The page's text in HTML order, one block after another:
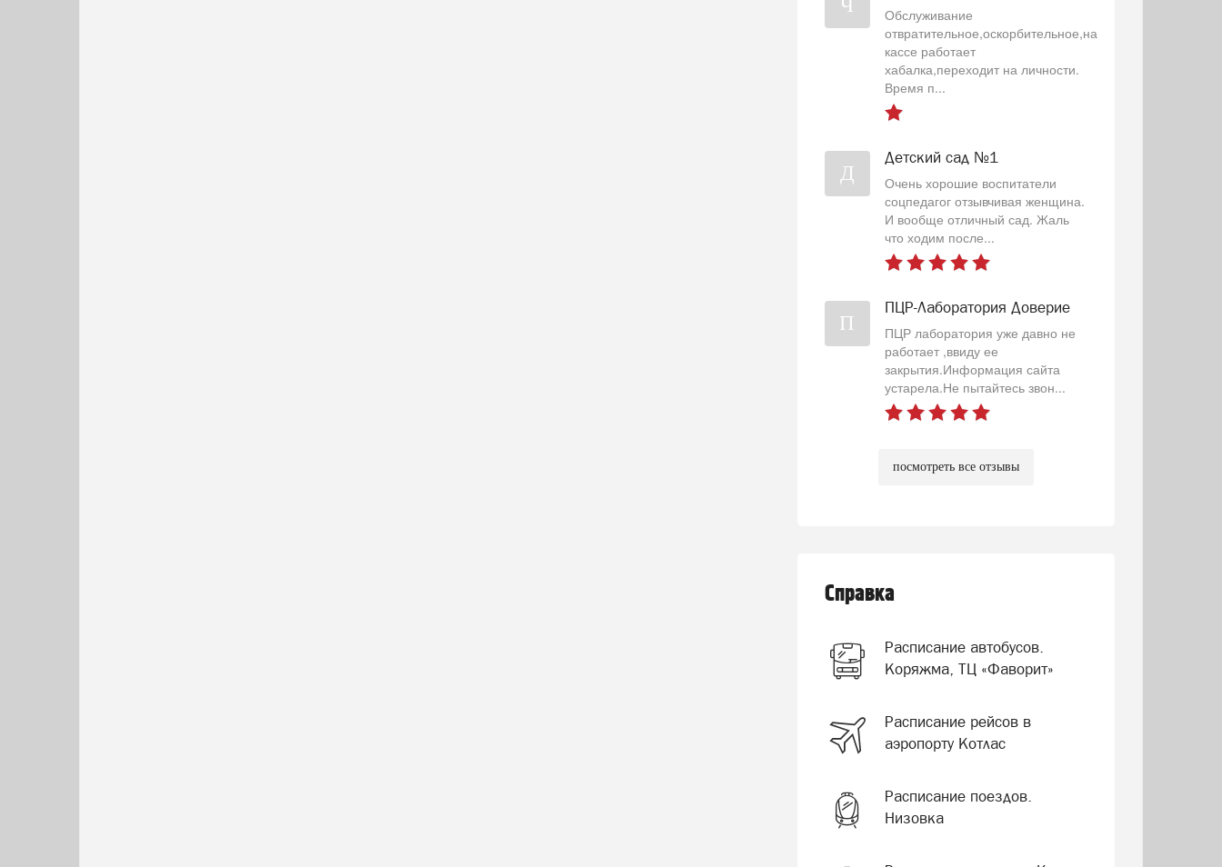
Ч
Обслуживание
отвратительное,оскорбительное,на
кассе работает
хабалка,переходит на личности.
Время п...
Д
Детский сад №1
Очень хорошие воспитатели
соцпедагог отзывчивая женщина.
И вообще отличный сад. Жаль
что ходим после...
П
ПЦР-Лаборатория Доверие
ПЦР лаборатория уже давно не
работает ,ввиду ее
закрытия.Информация сайта
устарела.Не пытайтесь звон...
посмотреть все отзывы
Справка
Расписание автобусов.
Коряжма, ТЦ «Фаворит»
Расписание рейсов в
аэропорту Котлас
Расписание поездов.
Низовка